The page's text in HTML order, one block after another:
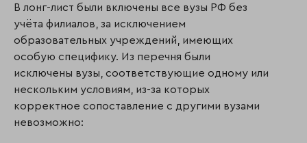
В лонг-лист были включены все вузы РФ без
учёта филиалов, за исключением
образовательных учреждений, имеющих
особую специфику. Из перечня были
исключены вузы, соответствующие одному или
нескольким условиям, из-за которых
корректное сопоставление с другими вузами
невозможно: